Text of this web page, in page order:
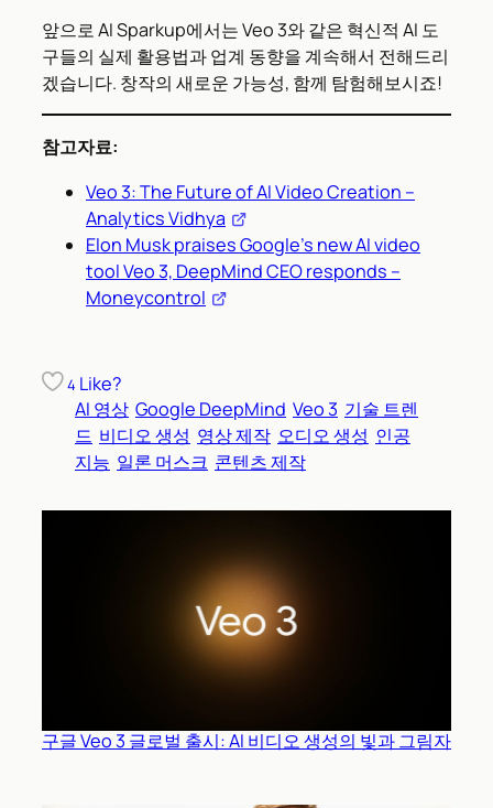
앞으로 AI Sparkup에서는 Veo 3와 같은 혁신적 AI 도
구들의 실제 활용법과 업계 동향을 계속해서 전해드리
겠습니다. 창작의 새로운 가능성, 함께 탐험해보시죠!
참고자료:
Veo 3: The Future of AI Video Creation –
Analytics Vidhya
Elon Musk praises Google’s new AI video
tool Veo 3, DeepMind CEO responds –
Moneycontrol
4 Like?
AI 영상 Google DeepMind Veo 3 기술 트렌
드 비디오 생성 영상 제작 오디오 생성 인공
지능 일론 머스크 콘텐츠 제작
구글 Veo 3 글로벌 출시: AI 비디오 생성의 빛과 그림자